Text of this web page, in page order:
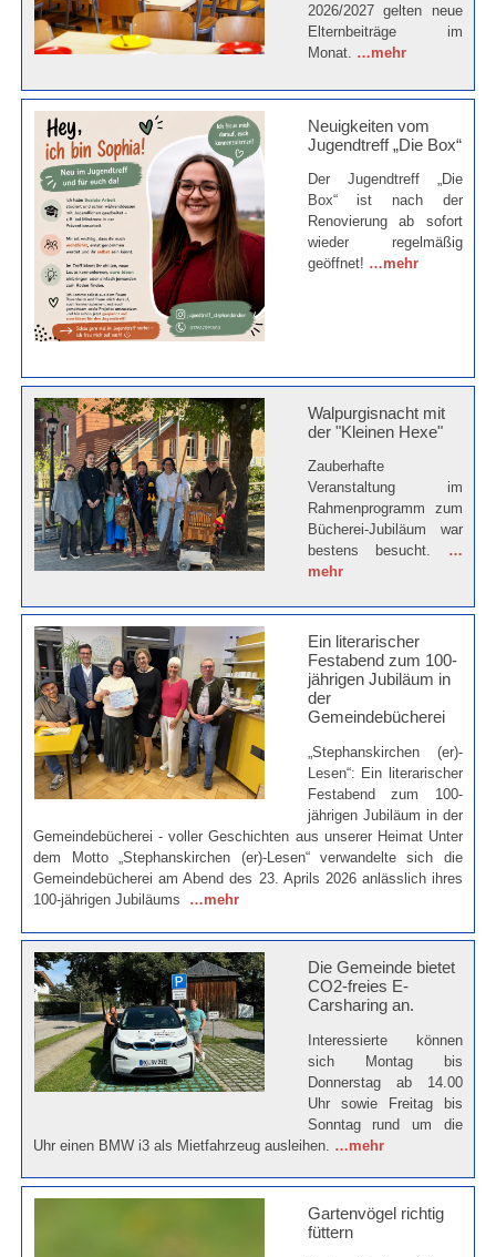
2026/2027 gelten neue
Elternbeiträge im
Monat. …mehr
Neuigkeiten vom
Jugendtreff „Die Box“
Der Jugendtreff „Die
Box“ ist nach der
Renovierung ab sofort
wieder regelmäßig
geöffnet! …mehr
Walpurgisnacht mit
der "Kleinen Hexe"
Zauberhafte
Veranstaltung im
Rahmenprogramm zum
Bücherei-Jubiläum war
bestens besucht. …
mehr
Ein literarischer
Festabend zum 100-
jährigen Jubiläum in
der
Gemeindebücherei
„Stephanskirchen (er)-
Lesen“: Ein literarischer
Festabend zum 100-
jährigen Jubiläum in der
Gemeindebücherei - voller Geschichten aus unserer Heimat Unter
dem Motto „Stephanskirchen (er)-Lesen“ verwandelte sich die
Gemeindebücherei am Abend des 23. Aprils 2026 anlässlich ihres
100-jährigen Jubiläums …mehr
Die Gemeinde bietet
CO2-freies E-
Carsharing an.
Interessierte können
sich Montag bis
Donnerstag ab 14.00
Uhr sowie Freitag bis
Sonntag rund um die
Uhr einen BMW i3 als Mietfahrzeug ausleihen. …mehr
Gartenvögel richtig
füttern